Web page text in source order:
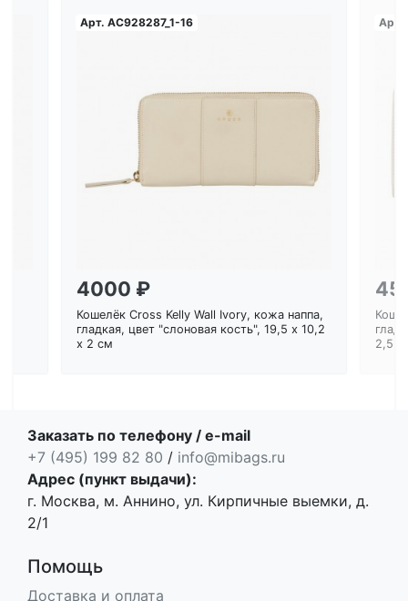
Арт. AC928287_1-16
4000 ₽
Кошелёк Cross Kelly Wall Ivory, кожа наппа,
гладкая, цвет "слоновая кость", 19,5 x 10,2
x 2 см
Арт.
2,5
Заказать по телефону / e-mail
+7 (495) 199 82 80 / info@mibags.ru
Адрес (пункт выдачи):
г. Москва, м. Аннино, ул. Кирпичные выемки, д.
2/1
Помощь
Доставка и оплата